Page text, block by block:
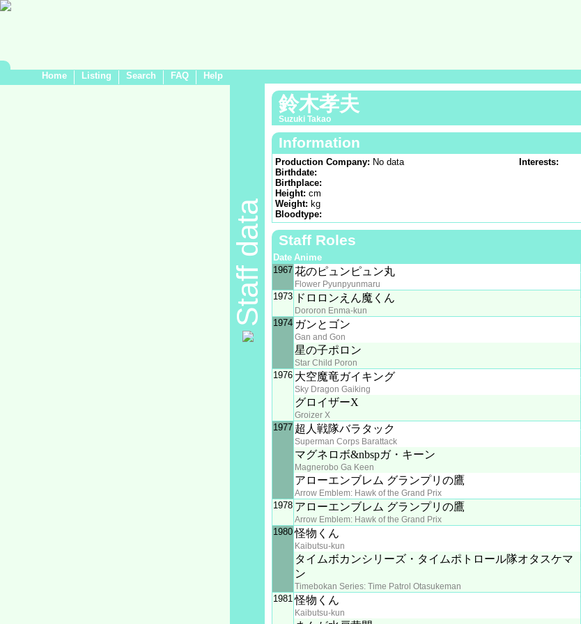
Home Listing Search FAQ Help
Staff data
鈴木孝夫
Suzuki Takao
Information
Production Company: No data
Birthdate:
Birthplace:
Height: cm
Weight: kg
Bloodtype:
Interests:
Staff Roles
Date Anime
1967 花のピュンピュン丸
Flower Pyunpyunmaru
1973 ドロロンえん魔くん
Dororon Enma-kun
1974 ガンとゴン
Gan and Gon
星の子ポロン
Star Child Poron
1976 大空魔竜ガイキング
Sky Dragon Gaiking
グロイザーX
Groizer X
1977 超人戦隊バラタック
Superman Corps Barattack
マグネロボ&nbspガ・キーン
Magnerobo Ga Keen
アローエンブレム グランプリの鷹
Arrow Emblem: Hawk of the Grand Prix
1978 アローエンブレム グランプリの鷹
Arrow Emblem: Hawk of the Grand Prix
1980 怪物くん
Kaibutsu-kun
タイムボカンシリーズ・タイムポトロール隊オタスケマ
ン
Timebokan Series: Time Patrol Otasukeman
1981 怪物くん
Kaibutsu-kun